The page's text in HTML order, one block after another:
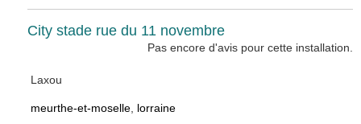
City stade rue du 11 novembre
Pas encore d'avis pour cette installation.
Laxou
meurthe-et-moselle lorraine